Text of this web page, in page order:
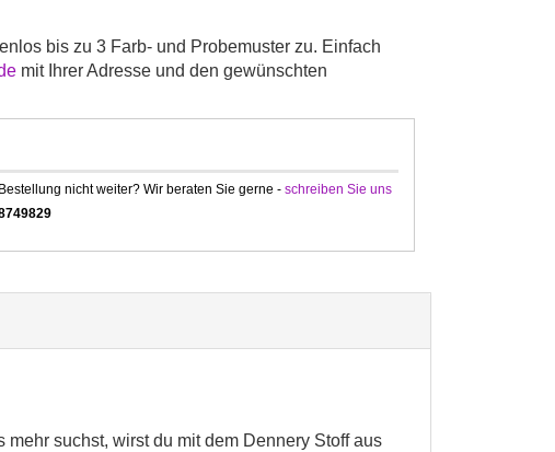
bis zu 3 Farb- und Probemuster zu. Einfach
mit Ihrer Adresse und den gewünschten
nicht weiter? Wir beraten Sie gerne - schreiben Sie uns
suchst, wirst du mit dem Dennery Stoff aus